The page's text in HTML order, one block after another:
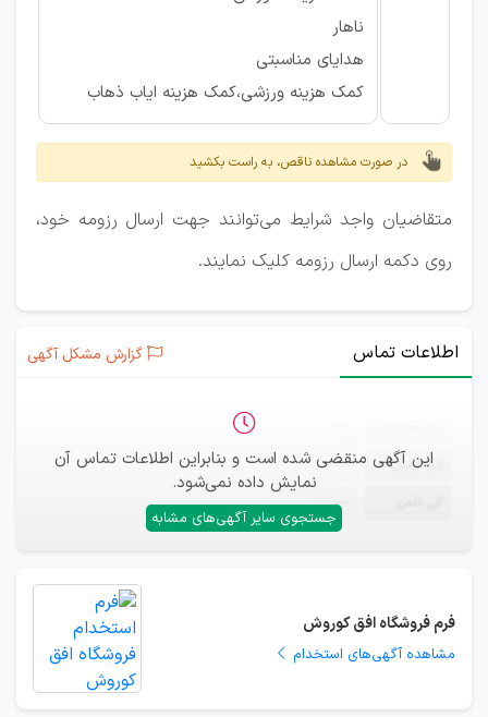
ناهار
هدایای مناسبتی
کمک هزینه ورزشی،کمک هزینه ایاب ذهاب
در صورت مشاهده ناقص، به راست بکشید
متقاضیان واجد شرایط می‌توانند جهت ارسال رزومه خود،
روی دکمه ارسال رزومه کلیک نمایند.
اطلاعات تماس گزارش مشکل آگهی
این آگهی منقضی شده است و بنابراین اطلاعات تماس آن
نمایش داده نمی‌شود.
جستجوی سایر آگهی‌های مشابه
ایمیل —
—
فرم فروشگاه افق کوروش
مشاهده آگهی‌های استخدام